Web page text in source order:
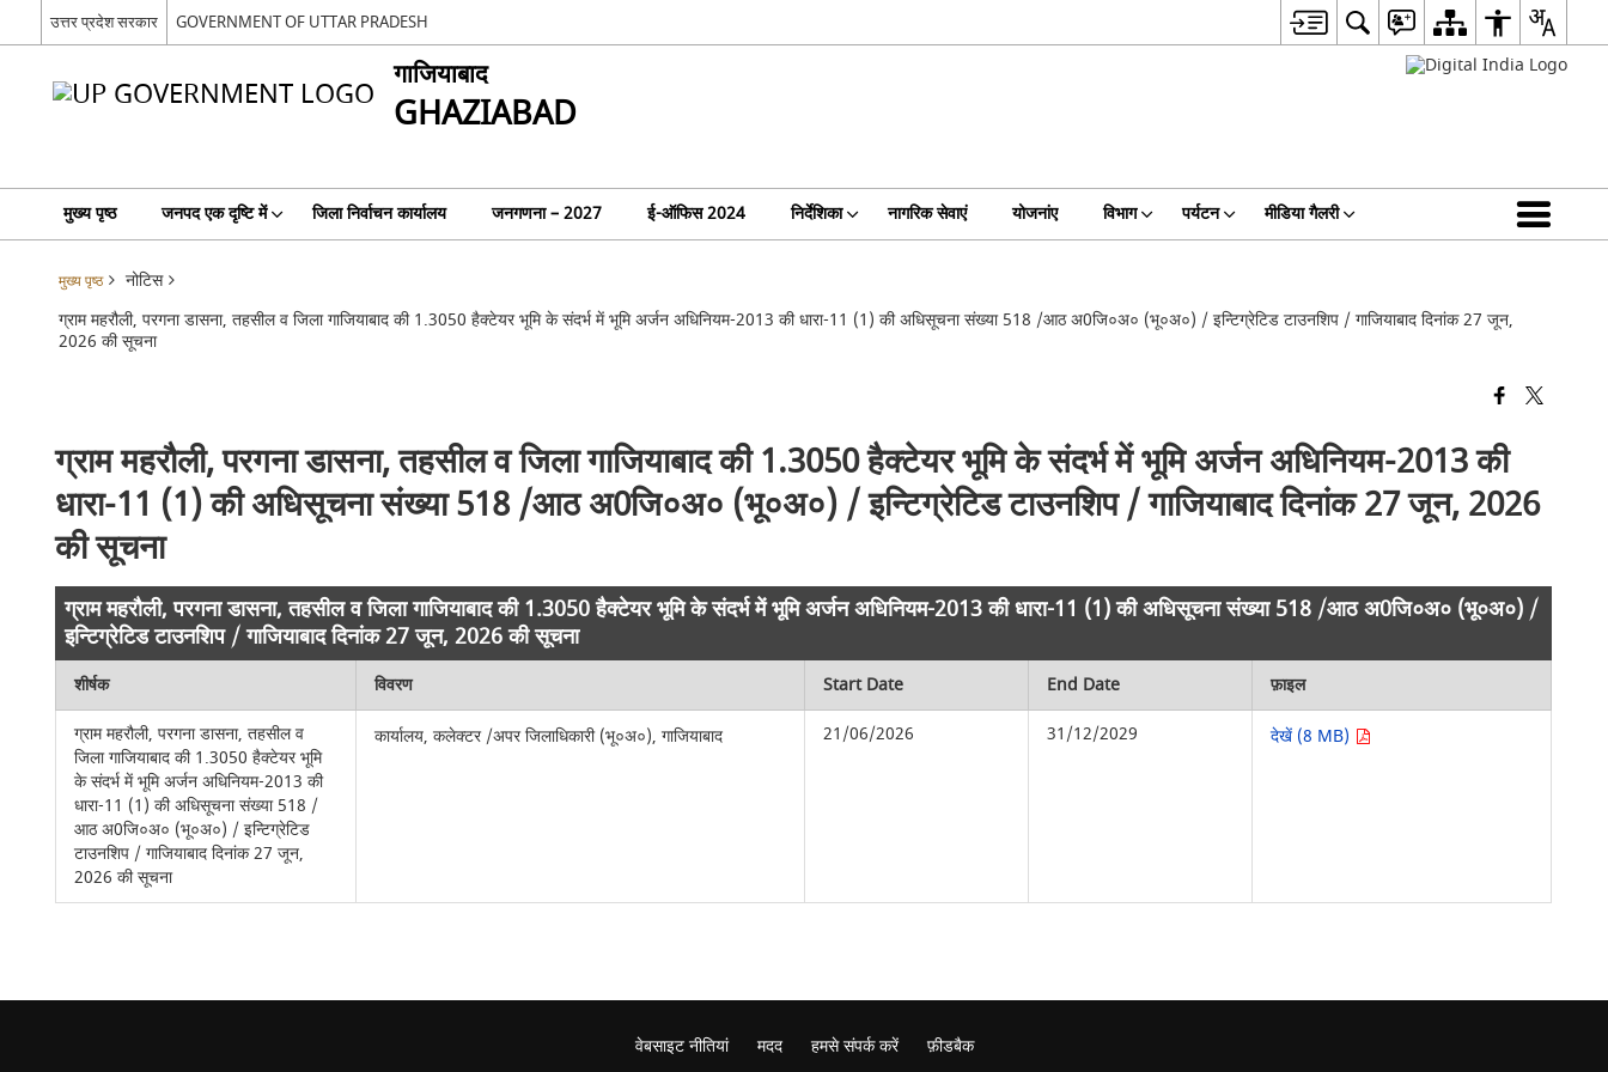
उत्तर प्रदेश सरकार GOVERNMENT OF UTTAR PRADESH
गाजियाबाद
GHAZIABAD
मुख्य पृष्ठ जनपद एक दृष्टि में जिला निर्वाचन कार्यालय जनगणना – 2027 ई-ऑफिस 2024 निर्देशिका नागरिक सेवाएं योजनांए विभाग पर्यटन मीडिया गैलरी
मुख्य पृष्ठ
नोटिस
ग्राम महरौली, परगना डासना, तहसील व जिला गाजियाबाद की 1.3050 हैक्टेयर भूमि के संदर्भ में भूमि अर्जन अधिनियम-2013 की धारा-11 (1) की अधिसूचना संख्या 518 /आठ अ0जि०अ० (भू०अ०) / इन्टिग्रेटिड टाउनशिप / गाजियाबाद दिनांक 27 जून,
2026 की सूचना
ग्राम महरौली, परगना डासना, तहसील व जिला गाजियाबाद की 1.3050 हैक्टेयर भूमि के संदर्भ में भूमि अर्जन अधिनियम-2013 की
धारा-11 (1) की अधिसूचना संख्या 518 /आठ अ0जि०अ० (भू०अ०) / इन्टिग्रेटिड टाउनशिप / गाजियाबाद दिनांक 27 जून, 2026
की सूचना
ग्राम महरौली, परगना डासना, तहसील व जिला गाजियाबाद की 1.3050 हैक्टेयर भूमि के संदर्भ में भूमि अर्जन अधिनियम-2013 की धारा-11 (1) की अधिसूचना संख्या 518 /आठ अ0जि०अ० (भू०अ०) /
इन्टिग्रेटिड टाउनशिप / गाजियाबाद दिनांक 27 जून, 2026 की सूचना
शीर्षक विवरण Start Date End Date
फ़ाइल
ग्राम महरौली, परगना डासना, तहसील व
जिला गाजियाबाद की 1.3050 हैक्टेयर भूमि
के संदर्भ में भूमि अर्जन अधिनियम-2013 की
धारा-11 (1) की अधिसूचना संख्या 518 /
आठ अ0जि०अ० (भू०अ०) / इन्टिग्रेटिड
टाउनशिप / गाजियाबाद दिनांक 27 जून,
2026 की सूचना
कार्यालय, कलेक्टर /अपर जिलाधिकारी (भू०अ०), गाजियाबाद 21/06/2026 31/12/2029 देखें (8 MB)
वेबसाइट नीतियां मदद हमसे संपर्क करें फ़ीडबैक